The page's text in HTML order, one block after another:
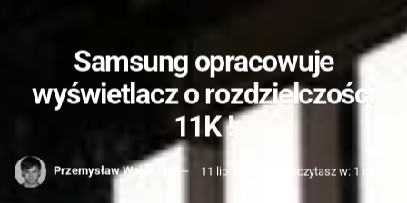
Samsung opracowuje
wyświetlacz o rozdzielczości
11K !
Przemysław Wołoszyn 11 lipca 2015 Przeczytasz w: 1 min